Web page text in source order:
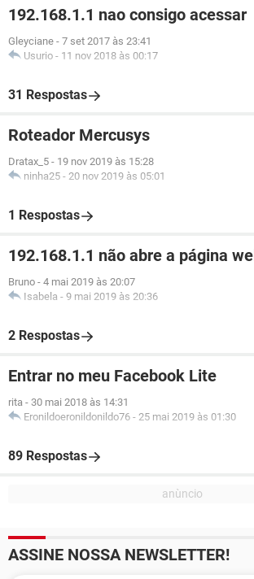
192.168.1.1 nao consigo acessar
Gleyciane - 7 set 2017 às 23:41
Usurio - 11 nov 2018 às 00:17
31 Respostas
Roteador Mercusys
Dratax_5 - 19 nov 2019 às 15:28
ninha25 - 20 nov 2019 às 05:01
1 Respostas
192.168.1.1 não abre a página
Bruno - 4 mai 2019 às 20:07
Isabela - 9 mai 2019 às 20:36
2 Respostas
Entrar no meu Facebook Lite
rita - 30 mai 2018 às 14:31
Eronildoeronildonildo76 - 25 mai 2019 às 01:30
89 Respostas
ASSINE NOSSA NEWSLETTER!